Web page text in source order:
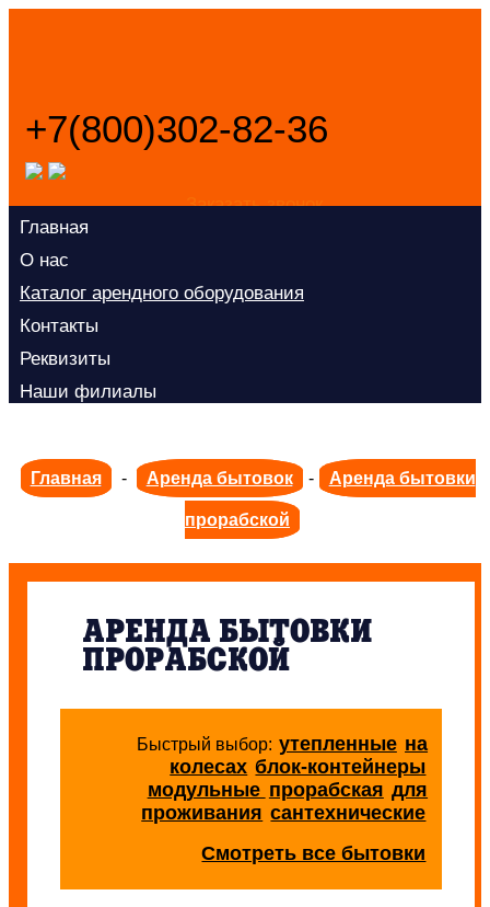
+7(800)302-82-36
Заказать звонок
Главная
О нас
Каталог арендного оборудования
Контакты
Реквизиты
Наши филиалы
Главная - Аренда бытовок - Аренда бытовки
прорабской
АРЕНДА БЫТОВКИ
ПРОРАБСКОЙ
Быстрый выбор: утепленные на
колесах блок-контейнеры
модульные прорабская для
проживания сантехнические
Смотреть все бытовки